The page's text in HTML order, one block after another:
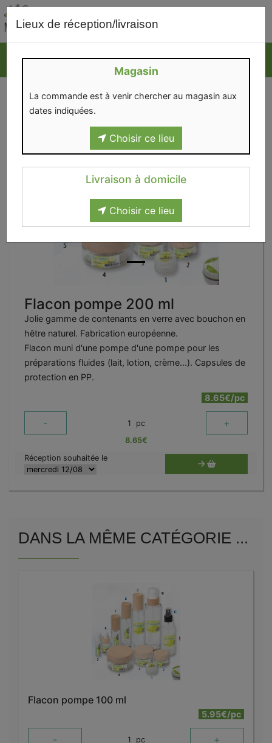
Lieux de réception/livraison
Magasin
La commande est à venir chercher au magasin aux
dates indiquées.
Choisir ce lieu
Livraison à domicile
Choisir ce lieu
Flacon pompe 200 ml
Jolie gamme de contenants en verre avec bouchon en
hêtre naturel. Fabrication européenne.
Flacon muni d'une pompe d'une pompe pour les
préparations fluides (lait, lotion, crème...). Capsules de
protection en PP.
8.65€/pc
- 1 pc +
8.65€
Réception souhaitée le
DANS LA MÊME CATÉGORIE ...
Flacon pompe 100 ml
5.95€/pc
- 1 pc +